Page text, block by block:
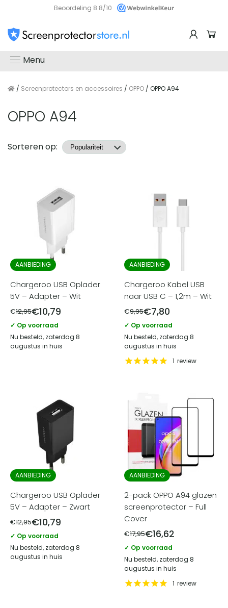
Beoordeling 8.8/10
Menu
/ Screenprotectors en accessoires / OPPO / OPPO A94
OPPO A94
Producten
Sorteren op:
AANBIEDING
Chargeroo USB Oplader
5V – Adapter – Wit
€12,95€10,79
✓ Op voorraad
Nu besteld, zaterdag 8
augustus in huis
AANBIEDING
Chargeroo Kabel USB
naar USB C – 1,2m – Wit
€9,95€7,80
✓ Op voorraad
Nu besteld, zaterdag 8
augustus in huis
1 review
AANBIEDING
Chargeroo USB Oplader
5V – Adapter – Zwart
€12,95€10,79
✓ Op voorraad
Nu besteld, zaterdag 8
augustus in huis
AANBIEDING
2-pack OPPO A94 glazen
screenprotector – Full
Cover
€17,95€16,62
✓ Op voorraad
Nu besteld, zaterdag 8
augustus in huis
1 review